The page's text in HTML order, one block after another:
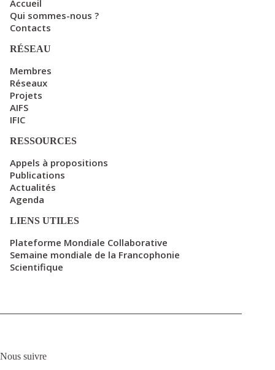
Accueil
Qui sommes-nous ?
Contacts
RÉSEAU
Membres
Réseaux
Projets
AIFS
IFIC
RESSOURCES
Appels à propositions
Publications
Actualités
Agenda
LIENS UTILES
Plateforme Mondiale Collaborative
Semaine mondiale de la Francophonie
Scientifique
Nous suivre